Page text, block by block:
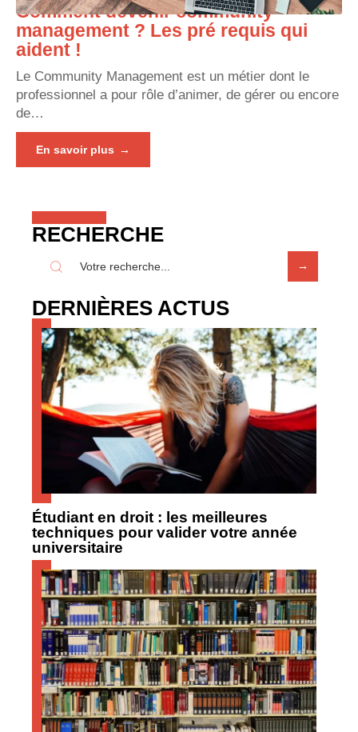
Comment devenir community
management ? Les pré requis qui
aident !
Le Community Management est un métier dont le
professionnel a pour rôle d’animer, de gérer ou encore
de…
En savoir plus
RECHERCHE
DERNIÈRES ACTUS
Étudiant en droit : les meilleures
techniques pour valider votre année
universitaire